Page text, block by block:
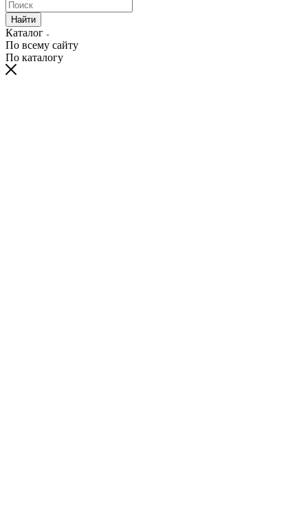
Найти
Каталог
По всему сайту
По каталогу